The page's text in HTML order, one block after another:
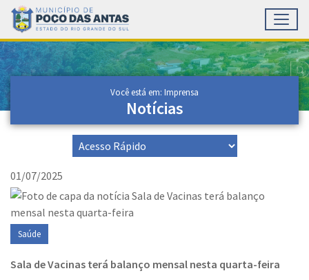
Ir para conteúdo principal
Conteúdo Principal
Você está em: Imprensa
Notícias
01/07/2025
Saúde
Sala de Vacinas terá balanço mensal nesta quarta-feira